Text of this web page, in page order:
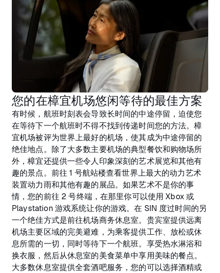
您的在樟宜机场悠闲等待的最佳方案
有时候，航班时刻表会导致长时间的中途停留，迫使您
在等待下一个航班时不得不找到传递时间您的方法。樟
宜机场被评为世界上最好的机场，使其成为中途停留的
绝佳地点。除了大多数主要机场的典型餐饮和购物场所
外，樟宜还提供一些令人印象深刻的艺术展览和其他有
趣的景点。前往 1 号航站楼查看世界上最大的动力艺术
装置动力雨和其他有趣的展品。如果艺术不是你的事
情，您的前往 2 号终端，在那里你可以使用 Xbox 或
Playstation 游戏系统让你的游戏。在 SIN 度过时间的另
一个绝佳方式是前往机场商务休息室。贵宾室提供远离
机场主要区域的完美避难，为乘客提供工作、放松或休
息所需的一切，同时等待下一个航班。享受热水淋浴和
换衣服，然后从休息室的美食菜单中享用美味的餐点。
大多数休息室提供全套酒吧服务，您的可以选择酒精或